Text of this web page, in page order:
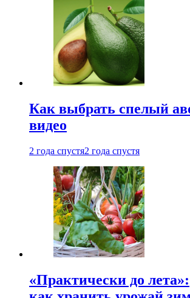
Как выбрать спелый
видео
2 года спустя2 года спустя
«Практически до лета»: